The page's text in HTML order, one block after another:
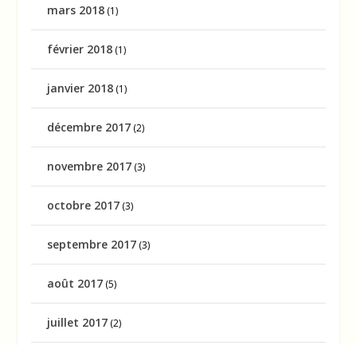
mars 2018 (1)
février 2018 (1)
janvier 2018 (1)
décembre 2017 (2)
novembre 2017 (3)
octobre 2017 (3)
septembre 2017 (3)
août 2017 (5)
juillet 2017 (2)